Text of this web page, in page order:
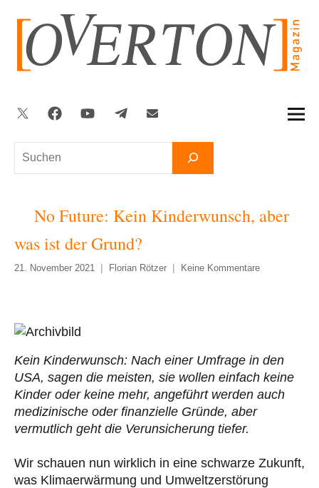
springen
Suchen
Twitter FacebookYouTubeTelegram
No Future: Kein Kinderwunsch, aber
was ist der Grund?
21. November 2021 Florian Rötzer Keine Kommentare
Kein Kinderwunsch: Nach einer Umfrage in den
USA, sagen die meisten, sie wollen einfach keine
Kinder oder keine mehr, angeführt werden auch
medizinische oder finanzielle Gründe, aber
vermutlich geht die Verunsicherung tiefer.
Wir schauen nun wirklich in eine schwarze Zukunft,
was Klimaerwärmung und Umweltzerstörung